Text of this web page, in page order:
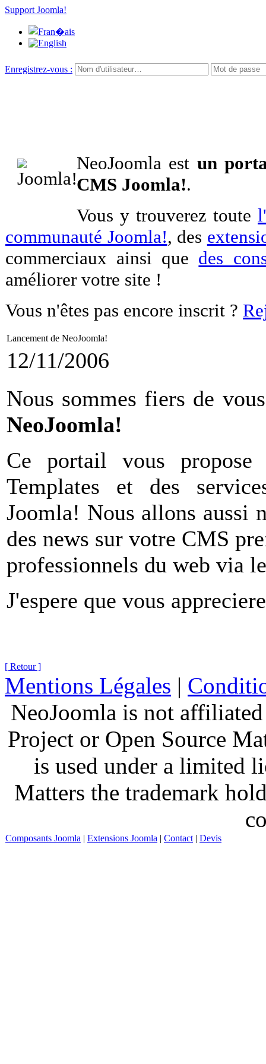
Support Joomla!
Enregistrez-vous :
NeoJoomla est un
CMS Joomla!.
Vous y trouverez toute
communauté Joomla!, des
commerciaux ainsi que des
améliorer votre site !
Vous n'êtes pas encore inscrit ?
Lancement de NeoJoomla!
12/11/2006
Nous sommes fiers de
NeoJoomla!
Ce portail vous propose
Templates et des
Joomla! Nous allons aussi
des news sur votre CMS
professionnels du web via
J'espere que vous
[ Retour ]
Mentions Légales |
NeoJoomla is not
Project or Open Source
is used under a limited
Matters the trademark
Composants Joomla | Extensions Joomla | Contact | Devis